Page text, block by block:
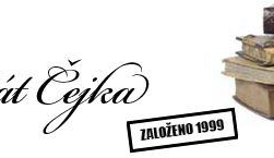
Čejka